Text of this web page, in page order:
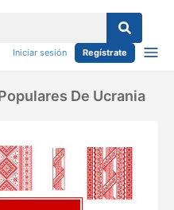
Iniciar sesión Regístrate
De Ucrania